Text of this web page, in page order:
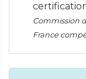
Commission
France